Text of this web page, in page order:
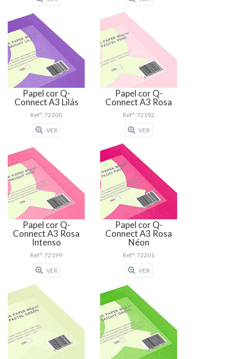
Papel cor Q-
Connect A3 Lilás
Refª: 72200
VER
Papel cor Q-
Connect A3 Rosa
Refª: 72192
VER
Papel cor Q-
Connect A3 Rosa
Intenso
Refª: 72199
VER
Papel cor Q-
Connect A3 Rosa
Néon
Refª: 72201
VER